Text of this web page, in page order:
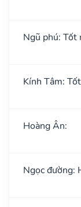
Ngũ phú: Tốt
Kính Tâm:
Hoàng Ân:
Ngọc đường: